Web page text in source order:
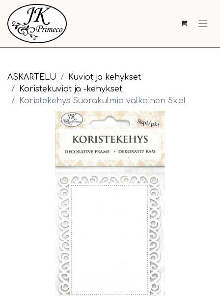
ASKARTELU
Kuviot ja kehykset
Koristekuviot ja -kehykset
Koristekehys Suorakulmio valkoinen 5kpl